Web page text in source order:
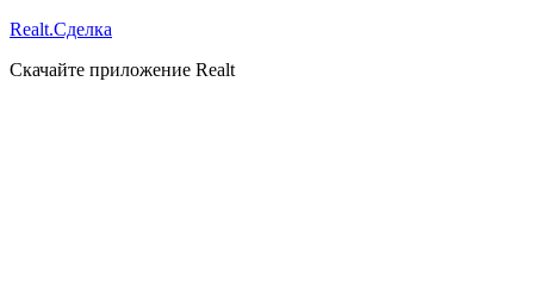
Realt.Сделка
Скачайте приложение Realt